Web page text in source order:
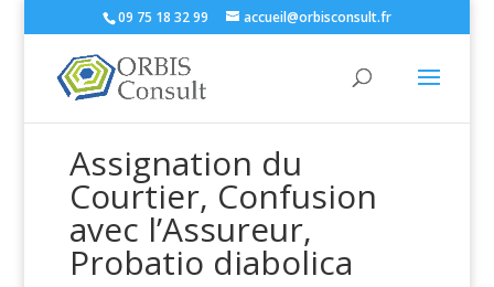
09 75 18 32 99 accueil@orbisconsult.fr
Assignation du
Courtier, Confusion
avec l’Assureur,
Probatio diabolica